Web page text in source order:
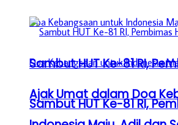
Sambut HUT Ke-81 RI,
Ajak Umat dalam Doa
Sambut HUT Ke-81 RI,